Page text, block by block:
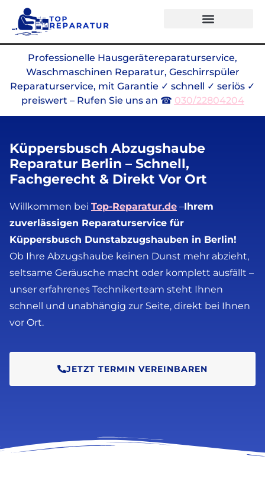
Professionelle Hausgerätereparaturservice,
Waschmaschinen Reparatur, Geschirrspüler
Reparaturservice, mit Garantie ✓ schnell ✓ seriös ✓
preiswert – Rufen Sie uns an ☎ 030/22804204
Küppersbusch Abzugshaube
Reparatur Berlin – Schnell,
Fachgerecht & Direkt Vor Ort
Willkommen bei Top-Reparatur.de –Ihrem
zuverlässigen Reparaturservice für
Küppersbusch Dunstabzugshauben in Berlin!
Ob Ihre Abzugshaube keinen Dunst mehr abzieht,
seltsame Geräusche macht oder komplett ausfällt –
unser erfahrenes Technikerteam steht Ihnen
schnell und unabhängig zur Seite, direkt bei Ihnen
vor Ort.
JETZT TERMIN VEREINBAREN